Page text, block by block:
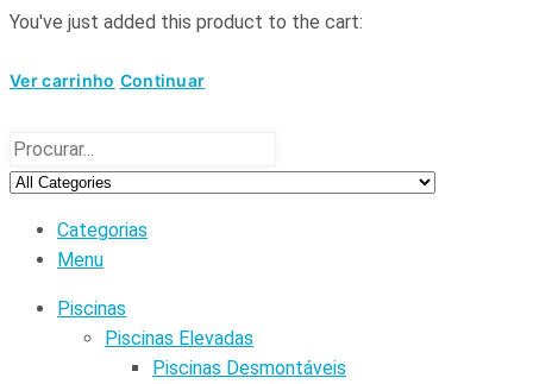
You've just added this product to the cart:
Ver carrinho Continuar
Categorias
Menu
Piscinas
Piscinas Elevadas
Piscinas Desmontáveis